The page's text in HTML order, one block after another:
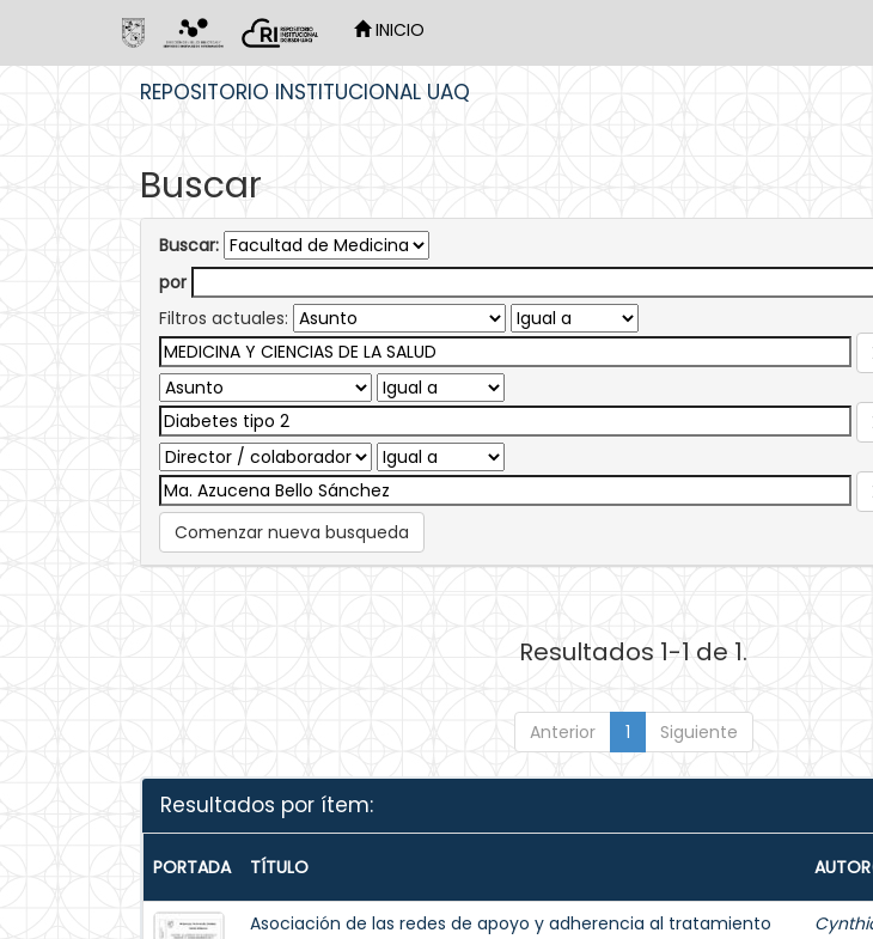
INICIO
REPOSITORIO INSTITUCIONAL UAQ
Buscar
Buscar:
por
Filtros actuales:
Comenzar nueva busqueda
Resultados 1-1 de 1.
Anterior 1 Siguiente
Resultados por ítem:
PORTADA TÍTULO
Asociación de las redes de apoyo y adherencia al tratamiento